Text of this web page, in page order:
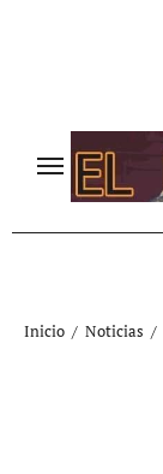
Inicio Noticias